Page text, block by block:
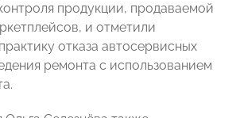
продукции, продаваемой
и отметили
отказа автосервисных
ремонта с использованием